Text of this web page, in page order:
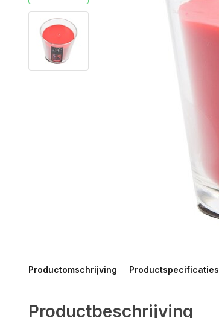
Productomschrijving Productspecificaties
Productbeschrijving